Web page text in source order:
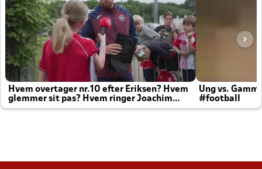
Hvem overtager nr.10 efter Eriksen? Hvem
glemmer sit pas? Hvem ringer Joachim
altid til efter kampe?
Ung vs.
#football